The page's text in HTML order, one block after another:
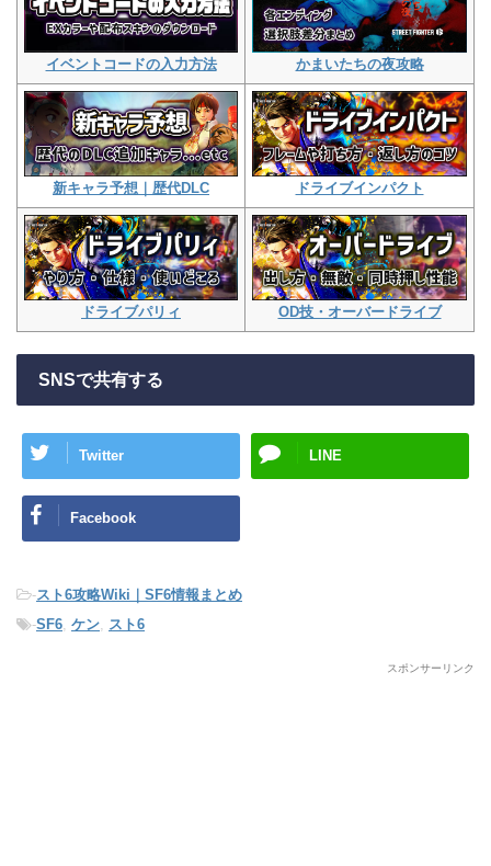
イベントコードの入力方法 かまいたちの夜攻略
新キャラ予想｜歴代DLC ドライブインパクト
ドライブパリィ OD技・オーバードライブ
SNSで共有する
Twitter LINE
Facebook
-スト6攻略Wiki｜SF6情報まとめ
-SF6 ケン スト6
スポンサーリンク